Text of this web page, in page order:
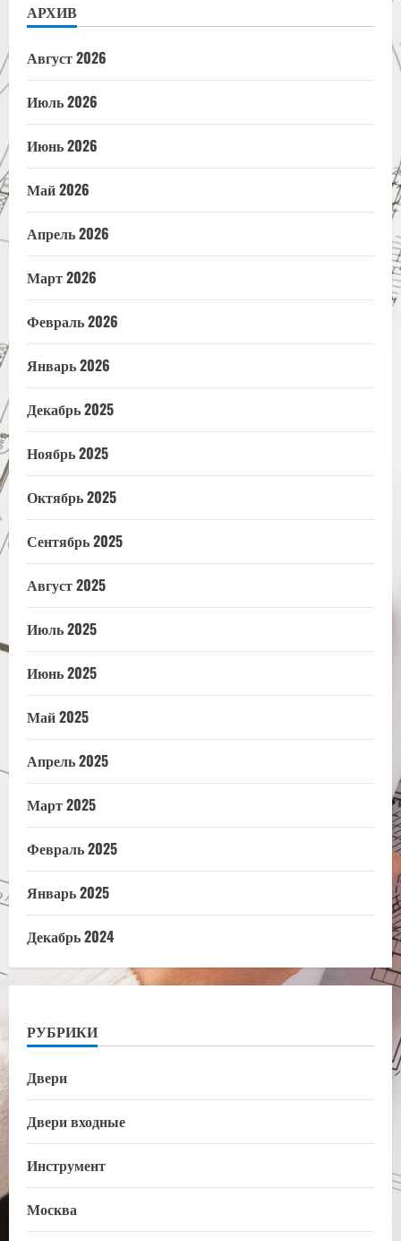
АРХИВ
Август 2026
Июль 2026
Июнь 2026
Май 2026
Апрель 2026
Март 2026
Февраль 2026
Январь 2026
Декабрь 2025
Ноябрь 2025
Октябрь 2025
Сентябрь 2025
Август 2025
Июль 2025
Июнь 2025
Май 2025
Апрель 2025
Март 2025
Февраль 2025
Январь 2025
Декабрь 2024
РУБРИКИ
Двери
Двери входные
Инструмент
Москва